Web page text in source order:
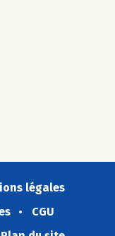
légales
CGU